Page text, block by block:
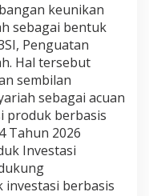
keunikan
sebagai bentuk
Penguatan
Hal tersebut
sembilan
sebagai acuan
produk berbasis
Tahun 2026
Investasi
berbasis